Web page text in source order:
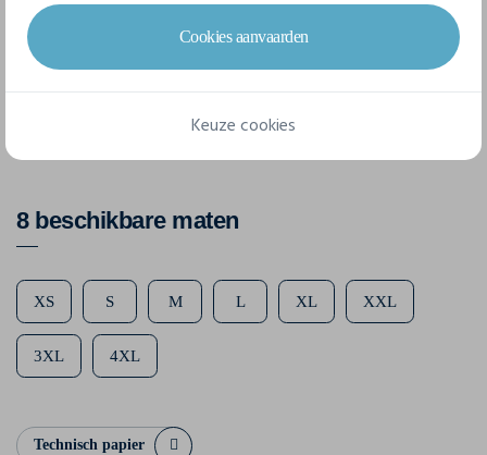
Referentie
029345
8 beschikbare maten
XS S M L XL XXL
3XL 4XL
Technisch papier
Cookies aanvaarden
Keuze cookies